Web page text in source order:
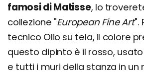
famosi di Matisse, lo
collezione "European Fine Art".
tecnico Olio su tela, il colore
questo dipinto è il rosso,
e tutti i muri della stanza in un